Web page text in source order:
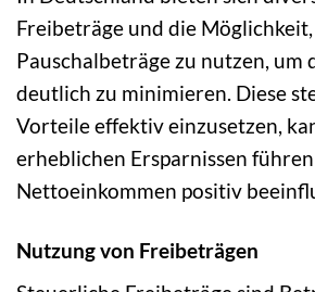
Freibeträge und die Möglichkeit,
Pauschalbeträge zu nutzen, um
deutlich zu minimieren. Diese
Vorteile effektiv einzusetzen,
erheblichen Ersparnissen
Nettoeinkommen positiv
Nutzung von Freibeträgen